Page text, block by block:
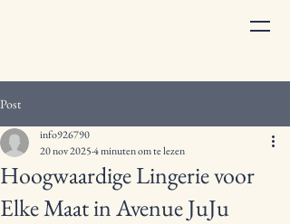
Post
Hoogwaardige Lingerie voor
Elke Maat in Avenue JuJu
info926790
20 nov 20254 minuten om te lezen